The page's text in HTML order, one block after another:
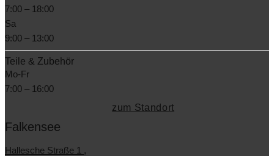
7:00 – 18:00
Sa
9:00 – 13:00
Teile & Zubehör
Mo-Fr
7:00 – 16:00
zum Standort
Falkensee
Hallesche Straße 1 ,